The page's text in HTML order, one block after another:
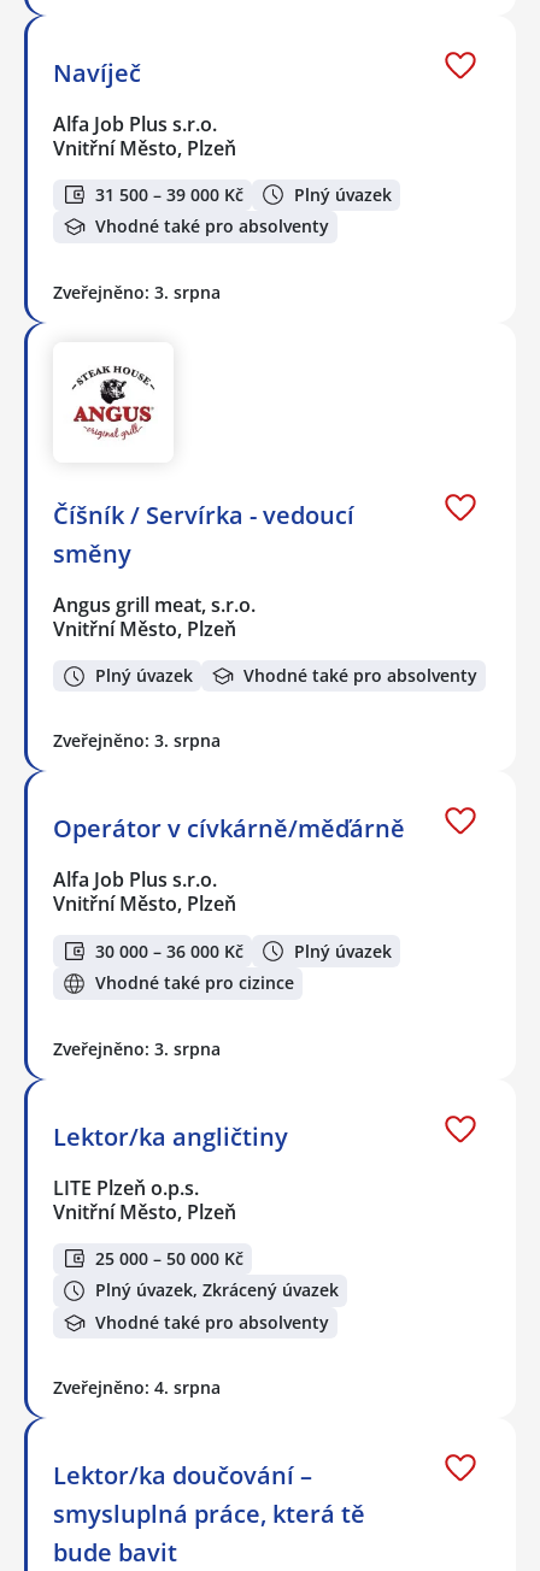
Navíječ
Alfa Job Plus s.r.o.
Vnitřní Město, Plzeň
31 500 – 39 000 Kč
Plný úvazek
Vhodné také pro absolventy
Zveřejněno: 3. srpna
Číšník / Servírka - vedoucí
směny
Angus grill meat, s.r.o.
Vnitřní Město, Plzeň
Plný úvazek Vhodné také pro absolventy
Zveřejněno: 3. srpna
Operátor v cívkárně/měďárně
Alfa Job Plus s.r.o.
Vnitřní Město, Plzeň
30 000 – 36 000 Kč
Plný úvazek
Vhodné také pro cizince
Zveřejněno: 3. srpna
Lektor/ka angličtiny
LITE Plzeň o.p.s.
Vnitřní Město, Plzeň
25 000 – 50 000 Kč
Plný úvazek, Zkrácený úvazek
Vhodné také pro absolventy
Zveřejněno: 4. srpna
Lektor/ka doučování –
smysluplná práce, která tě
bude bavit